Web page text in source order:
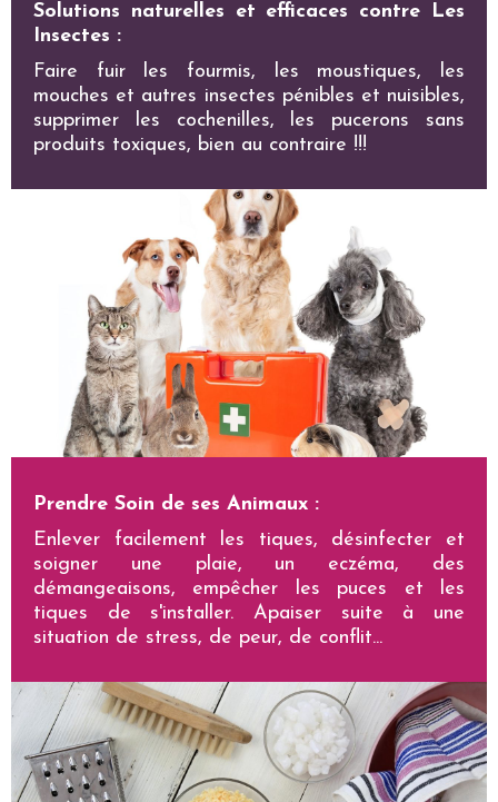
Solutions naturelles et efficaces contre Les
Insectes :
Faire fuir les fourmis, les moustiques, les
mouches et autres insectes pénibles et nuisibles,
supprimer les cochenilles, les pucerons sans
produits toxiques, bien au contraire !!!
Prendre Soin de ses Animaux :
Enlever facilement les tiques, désinfecter et
soigner une plaie, un eczéma, des
démangeaisons, empêcher les puces et les
tiques de s'installer. Apaiser suite à une
situation de stress, de peur, de conflit...